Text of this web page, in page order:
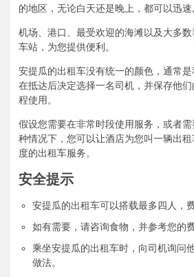
的地区，无论白天还是晚上，都可以迅速
机场、港口、最受欢迎的海滩以及大多数
车站，为您提供便利。
安提瓜的出租车没有统一的颜色，通常
在抵达后决定选择一名司机，并保存他
程使用。
假设您需要在非常时段使用服务，或者
种情况下，您可以让酒店为您叫一辆出
度的出租车服务。
安全提示
安提瓜的出租车可以搭载最多四人，
如有需要，请咨询食物，并参考您的费
乘坐安提瓜的出租车时，向司机询问
做法。